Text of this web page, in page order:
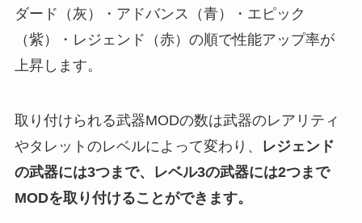
ダード（灰）・アドバンス（青）・エピック
（紫）・レジェンド（赤）の順で性能アップ率が
上昇します。
取り付けられる武器MODの数は武器のレアリティ
やタレットのレベルによって変わり、
レジェンド
の武器には3つまで、レベル3の武器には2つまで
MODを取り付けることができます。